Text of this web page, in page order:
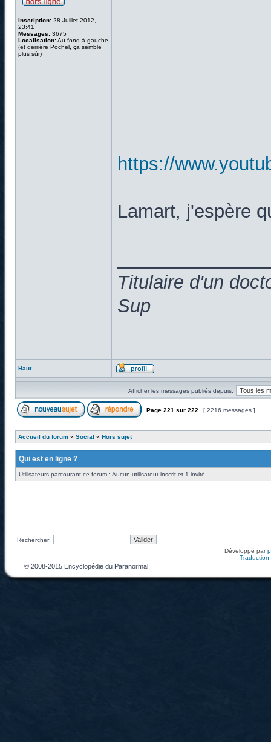
Inscription: 28 Juillet 2012,
23:41
Messages: 3675
Localisation:Au fond à gauche
(et derrière Pochel, ça semble
plus sûr)
https://
Lamart, j'espère
Titulaire d'un
Sup
Haut
Afficher les messages publiés depuis:
Page 221 sur 222 [ 2216 messages ]
Accueil du forum » Social » Hors sujet
Qui est en ligne ?
Utilisateurs parcourant ce forum : Aucun utilisateur inscrit et 1 invité
Rechercher:
Développé par
Traduction
© 2008-2015 Encyclopédie du Paranormal